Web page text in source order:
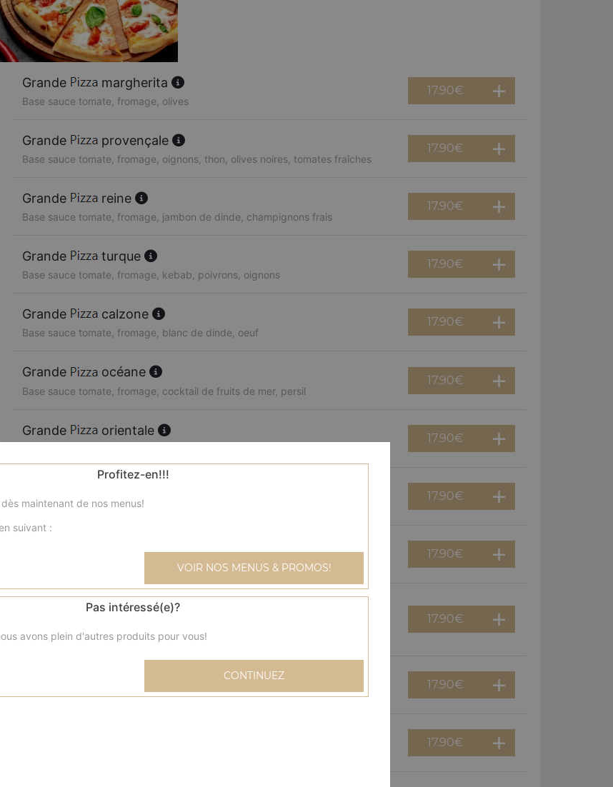
Grande margherita
Base sauce tomate, fromage, olives
17.90€
Grande provençale
Base sauce tomate, fromage, oignons, thon, olives noires, tomates fraîches
17.90€
Grande reine
Base sauce tomate, fromage, jambon de dinde, champignons frais
17.90€
Grande turque
Base sauce tomate, fromage, kebab, poivrons, oignons
17.90€
Grande calzone
Base sauce tomate, fromage, blanc de dinde, oeuf
17.90€
Grande océane
Base sauce tomate, fromage, cocktail de fruits de mer, persil
17.90€
Grande orientale
17.90€
Base sauce tomate, fromage, viande hachée, boursin, oignons
17.90€
Base sauce tomate, fromage, reblochon, chèvre, parmesan
17.90€
texane
frais, olives
17.90€
Base sauce tomate, fromage, blanc de poulet, oignons, merguez, olives
17.90€
17.90€
Profitez-en!!!
maintenant de nos menus!
suivant :
VOIR NOS MENUS & PROMOS!
Pas intéressé(e)?
avons plein d'autres produits pour vous!
CONTINUEZ